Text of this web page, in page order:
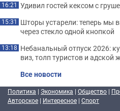
16:21 Удивил гостей кексом с
15:31 Шторы устарели: теперь мы
через стекло одной кнопкой
13:18 Небанальный отпуск 2026:
виз, толп туристов и адской
Все новости
Политика | Экономика | Общество |
Авторское | Интересное | Спорт